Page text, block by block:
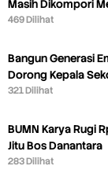
Masih Dikompori
469 Dilihat
Bangun Generasi
Dorong Kepala
321 Dilihat
BUMN Karya Rugi
Jitu Bos Danantara
283 Dilihat